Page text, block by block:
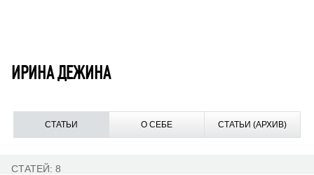
ИРИНА ДЕЖИНА
СТАТЬИ О СЕБЕ СТАТЬИ (АРХИВ)
СТАТЕЙ: 8